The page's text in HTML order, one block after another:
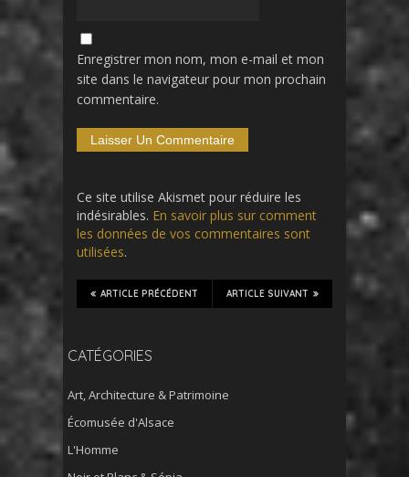
Enregistrer mon nom, mon e-mail et mon
site dans le navigateur pour mon prochain
commentaire.
Ce site utilise Akismet pour réduire les
indésirables. En savoir plus sur comment
les données de vos commentaires sont
utilisées.
ARTICLE SUIVANT
ARTICLE PRÉCÉDENT
CATÉGORIES
Art, Architecture & Patrimoine
Écomusée d'Alsace
L'Homme